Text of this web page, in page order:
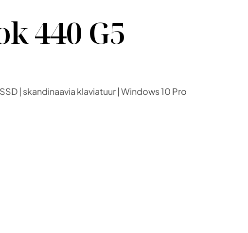
440 G5
| skandinaavia klaviatuur | Windows 10 Pro